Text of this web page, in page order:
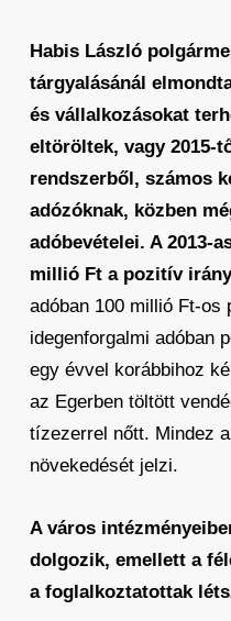
Habis László
tárgyalásánál
és vállalkozásokat
eltöröltek, vagy 2015-
rendszerből, számos
adózóknak, közben
adóbevételei. A 2013-
millió Ft a pozitív
adóban 100 millió Ft-
idegenforgalmi adóban
egy évvel korábbihoz
az Egerben töltött
tízezerrel nőtt. Mindez
növekedését jelzi.
A város
dolgozik, emellett a
a foglalkoztatottak